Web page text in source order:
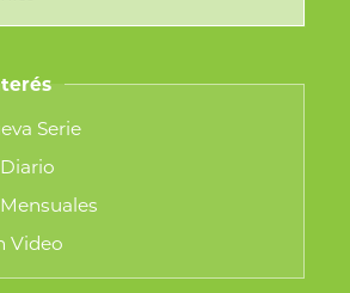
Serie
Video